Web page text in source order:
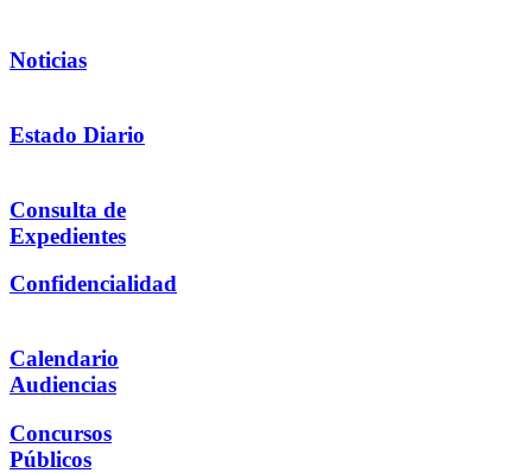
Noticias
Estado Diario
Consulta de
Expedientes
Confidencialidad
Calendario
Audiencias
Concursos
Públicos